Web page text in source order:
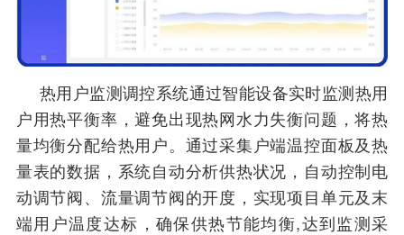
热用户监测调控系统通过智能设备实时监测热用
户用热平衡率，避免出现热网水力失衡问题，将热
量均衡分配给热用户。通过采集户端温控面板及热
量表的数据，系统自动分析供热状况，自动控制电
动调节阀、流量调节阀的开度，实现项目单元及末
端用户温度达标，确保供热节能均衡,达到监测采